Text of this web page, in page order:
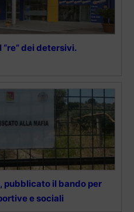
dei detersivi.
pubblicato il bando per
e sociali